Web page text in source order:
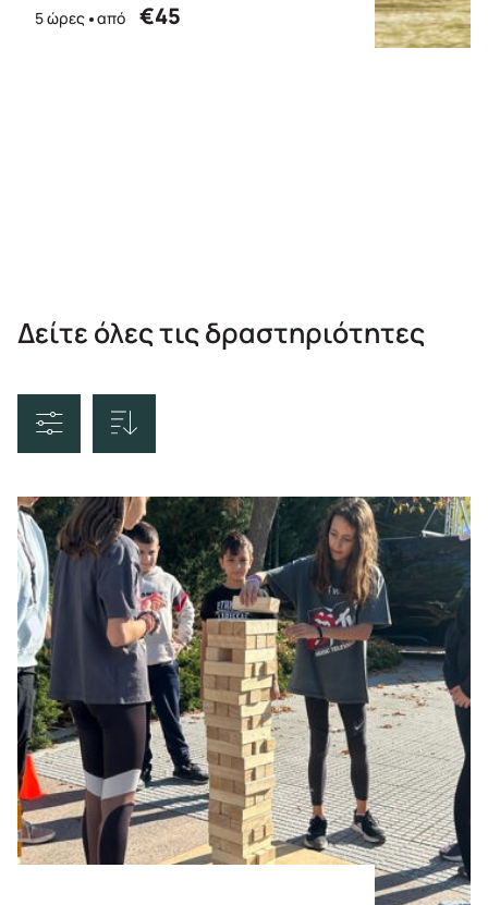
5 ώρες από €45
Δείτε όλες τις δραστηριότητες
Τιμή Αύξουσα
Τιμή Φθίνουσα
Αλφαβητικά